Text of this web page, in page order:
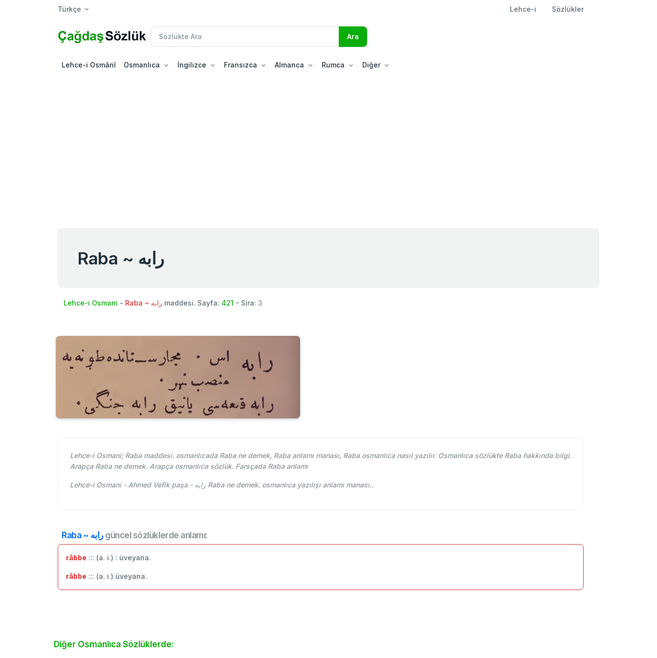
Türkçe Lehce-i Sözlükler
Lehce-i Osmânî Osmanlıca İngilizce Fransızca Almanca Rumca Diğer
Raba ~ رابه
Lehce-i Osmani - Raba ~ رابه maddesi. Sayfa: 421 - Sira: 3
Lehce-i Osmani; Raba maddesi. osmanlıcada Raba ne demek, Raba anlamı manası, Raba osmanlıca nasıl yazılır. Osmanlıca sözlükte Raba hakkında bilgi.
Arapça Raba ne demek. Arapça osmanlıca sözlük. Farsçada Raba anlamı
Lehce-i Osmani - Ahmed Vefik paşa - رابه Raba ne demek. osmanlıca yazılışı anlamı manası..
Raba ~ رابهgüncel sözlüklerde anlamı:
râbbe ::: (a. i.) : üveyana.
râbbe ::: (a. i.) üveyana.
Diğer Osmanlıca Sözlüklerde: